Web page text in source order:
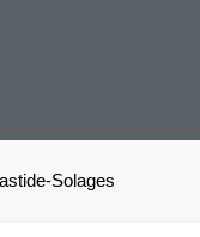
Solages